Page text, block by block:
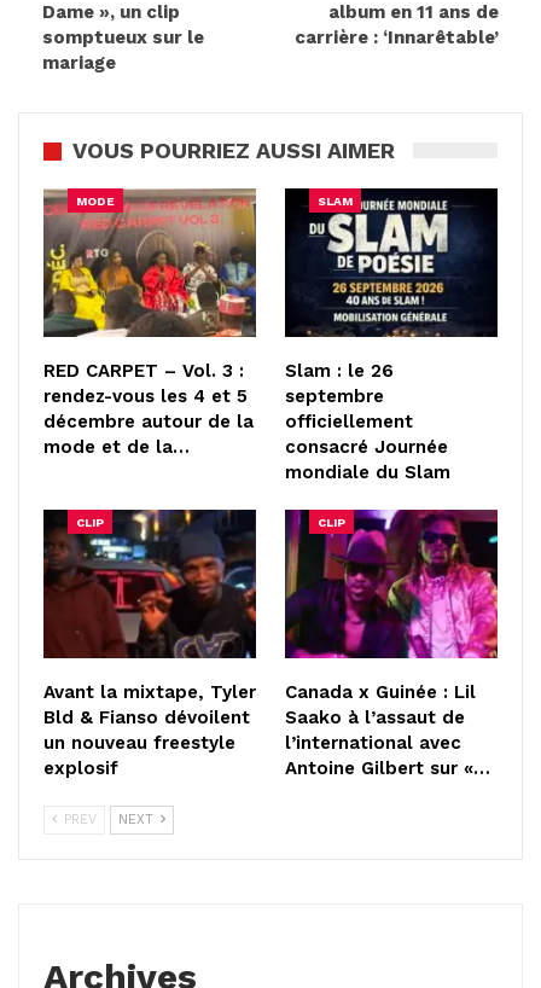
Dame », un clip
somptueux sur le
mariage
album en 11 ans de
carrière : ‘Innarêtable’
VOUS POURRIEZ AUSSI AIMER
MODE
RED CARPET – Vol. 3 :
rendez-vous les 4 et 5
décembre autour de la
mode et de la…
SLAM
Slam : le 26
septembre
officiellement
consacré Journée
mondiale du Slam
CLIP
Avant la mixtape, Tyler
Bld & Fianso dévoilent
un nouveau freestyle
explosif
CLIP
Canada x Guinée : Lil
Saako à l’assaut de
l’international avec
Antoine Gilbert sur «…
PREV NEXT
Archives